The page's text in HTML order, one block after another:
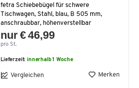
fetra Schiebebügel für schwere
Tischwagen, Stahl, blau, B 505 mm,
anschraubbar, höhenverstellbar
nur € 46,99
pro St.
Lieferzeit:innerhalb 1 Woche
Vergleichen Merken